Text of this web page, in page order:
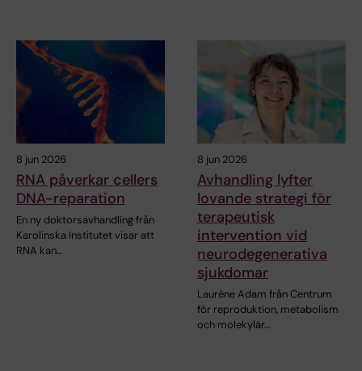
8 jun 2026
RNA påverkar cellers
DNA-reparation
En ny doktorsavhandling från
Karolinska Institutet visar att
RNA kan…
8 jun 2026
Avhandling lyfter
lovande strategi för
terapeutisk
intervention vid
neurodegenerativa
sjukdomar
Laurène Adam från Centrum
för reproduktion, metabolism
och molekylär…